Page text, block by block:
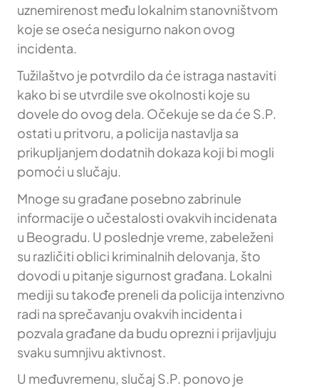
uznemirenost među lokalnim stanovništvom
koje se oseća nesigurno nakon ovog
incidenta.
Tužilaštvo je potvrdilo da će istraga nastaviti
kako bi se utvrdile sve okolnosti koje su
dovele do ovog dela. Očekuje se da će S.P.
ostati u pritvoru, a policija nastavlja sa
prikupljanjem dodatnih dokaza koji bi mogli
pomoći u slučaju.
Mnoge su građane posebno zabrinule
informacije o učestalosti ovakvih incidenata
u Beogradu. U poslednje vreme, zabeleženi
su različiti oblici kriminalnih delovanja, što
dovodi u pitanje sigurnost građana. Lokalni
mediji su takođe preneli da policija intenzivno
radi na sprečavanju ovakvih incidenta i
pozvala građane da budu oprezni i prijavljuju
svaku sumnjivu aktivnost.
U međuvremenu, slučaj S.P. ponovo je